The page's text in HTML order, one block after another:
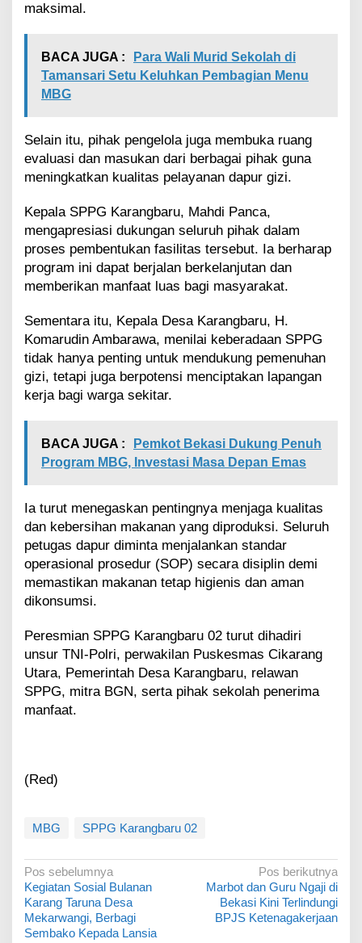
maksimal.
BACA JUGA :
Para Wali Murid Sekolah di
Tamansari Setu Keluhkan Pembagian Menu
MBG
Selain itu, pihak pengelola juga membuka ruang
evaluasi dan masukan dari berbagai pihak guna
meningkatkan kualitas pelayanan dapur gizi.
Kepala SPPG Karangbaru, Mahdi Panca,
mengapresiasi dukungan seluruh pihak dalam
proses pembentukan fasilitas tersebut. Ia berharap
program ini dapat berjalan berkelanjutan dan
memberikan manfaat luas bagi masyarakat.
Sementara itu, Kepala Desa Karangbaru, H.
Komarudin Ambarawa, menilai keberadaan SPPG
tidak hanya penting untuk mendukung pemenuhan
gizi, tetapi juga berpotensi menciptakan lapangan
kerja bagi warga sekitar.
BACA JUGA :
Pemkot Bekasi Dukung Penuh
Program MBG, Investasi Masa Depan Emas
Ia turut menegaskan pentingnya menjaga kualitas
dan kebersihan makanan yang diproduksi. Seluruh
petugas dapur diminta menjalankan standar
operasional prosedur (SOP) secara disiplin demi
memastikan makanan tetap higienis dan aman
dikonsumsi.
Peresmian SPPG Karangbaru 02 turut dihadiri
unsur TNI-Polri, perwakilan Puskesmas Cikarang
Utara, Pemerintah Desa Karangbaru, relawan
SPPG, mitra BGN, serta pihak sekolah penerima
manfaat.
(Red)
MBG SPPG Karangbaru 02
N
a
v
Pos sebelumnya
Kegiatan Sosial Bulanan
Karang Taruna Desa
Mekarwangi, Berbagi
Sembako Kepada Lansia
Pos berikutnya
Marbot dan Guru Ngaji di
Bekasi Kini Terlindungi
BPJS Ketenagakerjaan